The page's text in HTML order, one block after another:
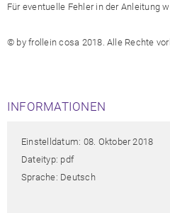
Für eventuelle Fehler in der Anleitung
© by frollein cosa 2018. Alle Rechte
INFORMATIONEN
Einstelldatum: 08. Oktober 2018
Dateityp: pdf
Sprache: Deutsch